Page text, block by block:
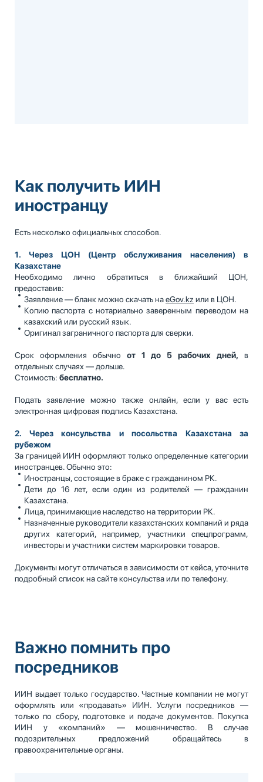
Как получить ИИН
иностранцу
Есть несколько официальных способов.
1. Через ЦОН (Центр обслуживания населения) в
Казахстане
Необходимо лично обратиться в ближайший ЦОН,
предоставив:
Заявление — бланк можно скачать наeGov.kz или в ЦОН.
Копию паспорта с нотариально заверенным переводом на
казахский или русский язык.
Оригинал заграничного паспорта для сверки.
Срок оформления обычно от 1 до 5 рабочих дней,в
отдельных случаях — дольше.
Стоимость: бесплатно.
Подать заявление можно также онлайн, если у вас есть
электронная цифровая подпись Казахстана.
2. Через консульства и посольства Казахстана за
рубежом
За границей ИИН оформляют только определенные категории
иностранцев. Обычно это:
Иностранцы, состоящие в браке с гражданином РК.
Дети до 16 лет, если один из родителей — гражданин
Казахстана.
Лица, принимающие наследство на территории РК.
Назначенные руководители казахстанских компаний и ряда
других категорий, например, участники спецпрограмм,
инвесторы и участники систем маркировки товаров.
Документы могут отличаться в зависимости от кейса, уточните
подробный список на сайте консульства или по телефону.
Важно помнить про
посредников
ИИН выдает только государство. Частные компании не могут
оформлять или «продавать» ИИН. Услуги посредников —
только по сбору, подготовке и подаче документов. Покупка
ИИН у «компаний» — мошенничество. В случае
подозрительных предложений обращайтесь в
правоохранительные органы.